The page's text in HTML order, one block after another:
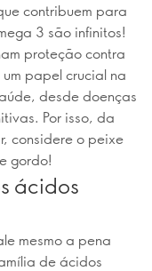
contribuem para
3 são infinitos!
proteção contra
papel crucial na
desde doenças
Por isso, da
considere o peixe
gordo!
ácidos
mesmo a pena
de ácidos